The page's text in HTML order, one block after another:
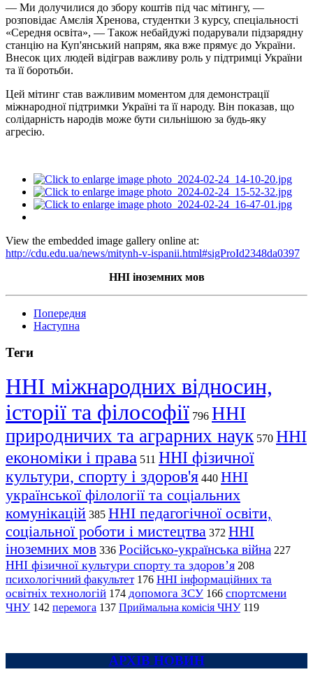
— Ми долучилися до збору коштів під час мітингу, —
розповідає Амєлія Хренова, студентки 3 курсу, спеціальності
«Середня освіта», — Також небайдужі подарували підзарядну
станцію на Куп'янський напрям, яка вже прямує до України.
Внесок цих людей відіграв важливу роль у підтримці України
та її боротьби.
Цей мітинг став важливим моментом для демонстрації
міжнародної підтримки Україні та її народу. Він показав, що
солідарність народів може бути сильнішою за будь-яку
агресію.
View the embedded image gallery online at:
http://cdu.edu.ua/news/mitynh-v-ispanii.html#sigProId2348da0397
ННІ іноземних мов
Попередня
Наступна
Теги
ННІ міжнародних відносин,
історії та філософії 796 ННІ
природничих та аграрних наук 570 ННІ
економіки і права 511 ННІ фізичної
культури, спорту і здоров'я 440 ННІ
української філології та соціальних
комунікацій 385 ННІ педагогічної освіти,
соціальної роботи і мистецтва 372 ННІ
іноземних мов 336 Російсько-українська війна 227
ННІ фізичної культури спорту та здоров’я 208
психологічний факультет 176 ННІ інформаційних та
освітніх технологій 174 допомога ЗСУ 166 спортсмени
ЧНУ 142 перемога 137 Приймальна комісія ЧНУ 119
АРХІВ НОВИН